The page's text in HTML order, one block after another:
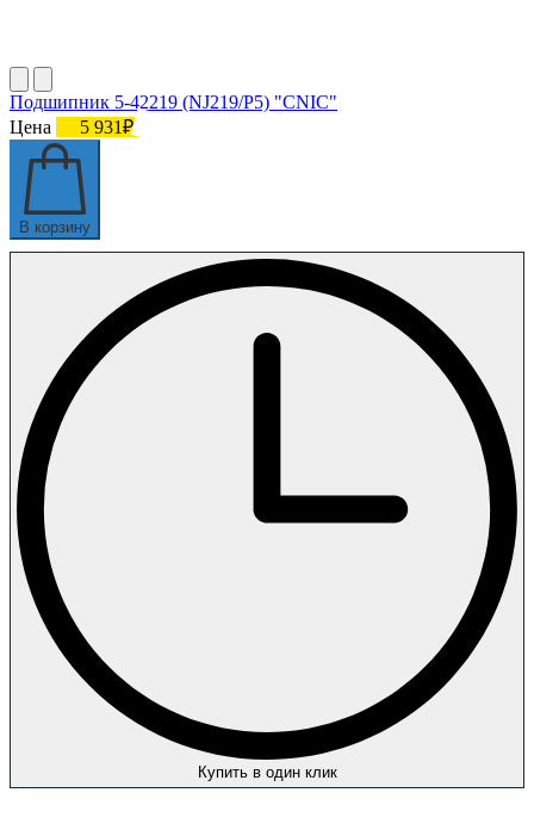
Подшипник 5-42219 (NJ219/P5) "CNIC"
Цена
5 931₽
В корзину
Купить в один клик